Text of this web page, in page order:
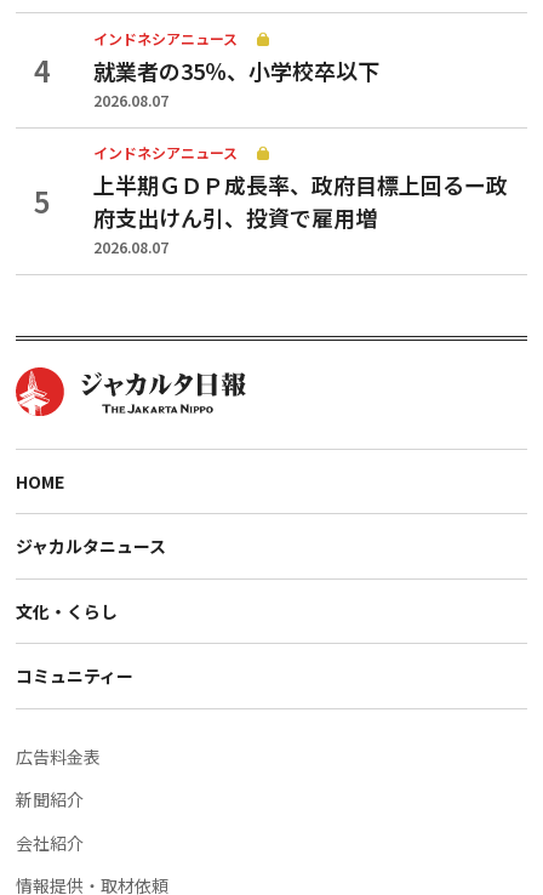
インドネシアニュース
就業者の35％、小学校卒以下
2026.08.07
インドネシアニュース
上半期ＧＤＰ成長率、政府目標上回るー政
府支出けん引、投資で雇用増
2026.08.07
HOME
ジャカルタニュース
文化・くらし
コミュニティー
広告料金表
新聞紹介
会社紹介
情報提供・取材依頼